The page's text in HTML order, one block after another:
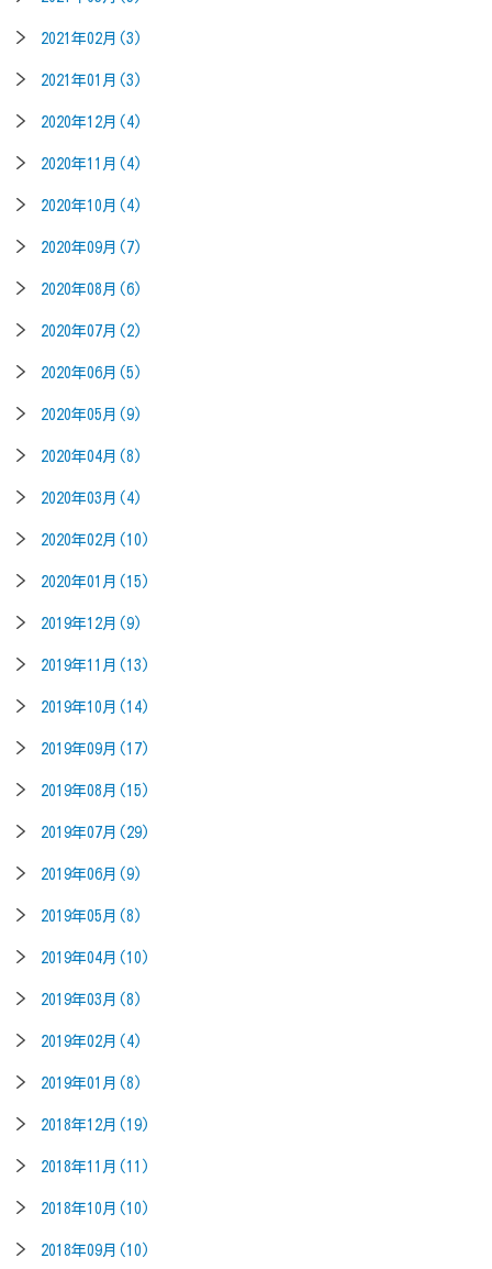
2021年02月(3)
2021年01月(3)
2020年12月(4)
2020年11月(4)
2020年10月(4)
2020年09月(7)
2020年08月(6)
2020年07月(2)
2020年06月(5)
2020年05月(9)
2020年04月(8)
2020年03月(4)
2020年02月(10)
2020年01月(15)
2019年12月(9)
2019年11月(13)
2019年10月(14)
2019年09月(17)
2019年08月(15)
2019年07月(29)
2019年06月(9)
2019年05月(8)
2019年04月(10)
2019年03月(8)
2019年02月(4)
2019年01月(8)
2018年12月(19)
2018年11月(11)
2018年10月(10)
2018年09月(10)